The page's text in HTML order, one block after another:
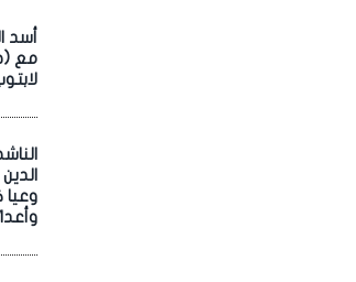
أسد
مع
وعيا